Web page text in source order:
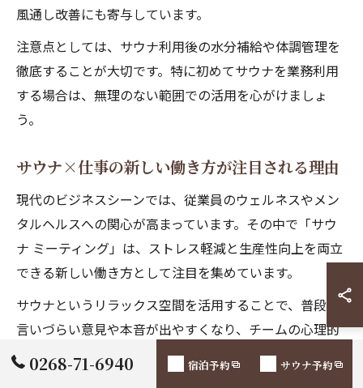
風通し改善にも寄与しています。
注意点としては、サウナ利用後の水分補給や体調管理を
徹底することが大切です。特に初めてサウナを業務利用
する場合は、無理のない範囲での活用を心がけましょ
う。
サウナ×仕事の新しい働き方が注目される理由
現代のビジネスシーンでは、従業員のウェルネスやメン
タルヘルスへの関心が高まっています。その中で「サウ
ナ ミーティング」は、ストレス軽減と生産性向上を両立
できる新しい働き方として注目を集めています。
サウナというリラックス空間を活用することで、普段は
言いづらい意見や本音が出やすくなり、チームの心理的
安全性が高まるという効果が報告されています。また、
「サウナ コ ワーキングスペース 東京」など都市部でも
0268-71-6940 宿泊予約 サウナ予約